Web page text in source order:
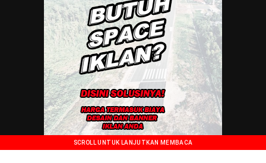
SCROLL UNTUK LANJUTKAN MEMBACA